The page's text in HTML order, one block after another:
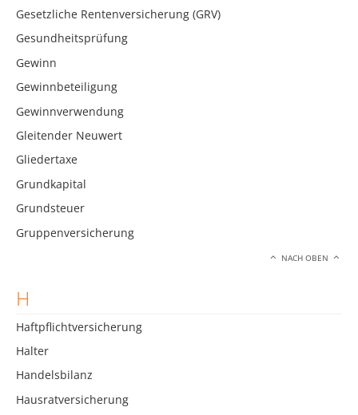
Gesetzliche Rentenversicherung (GRV)
Gesundheitsprüfung
Gewinn
Gewinnbeteiligung
Gewinnverwendung
Gleitender Neuwert
Gliedertaxe
Grundkapital
Grundsteuer
Gruppenversicherung
NACH OBEN
H
Haftpflichtversicherung
Halter
Handelsbilanz
Hausratversicherung